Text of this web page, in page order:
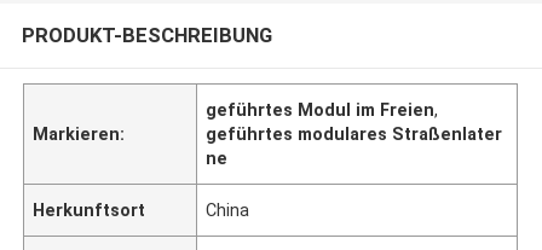
PRODUKT-BESCHREIBUNG
Markieren:
geführtes Modul im Freien,
geführtes modulares Straßenlater
ne
Herkunftsort China